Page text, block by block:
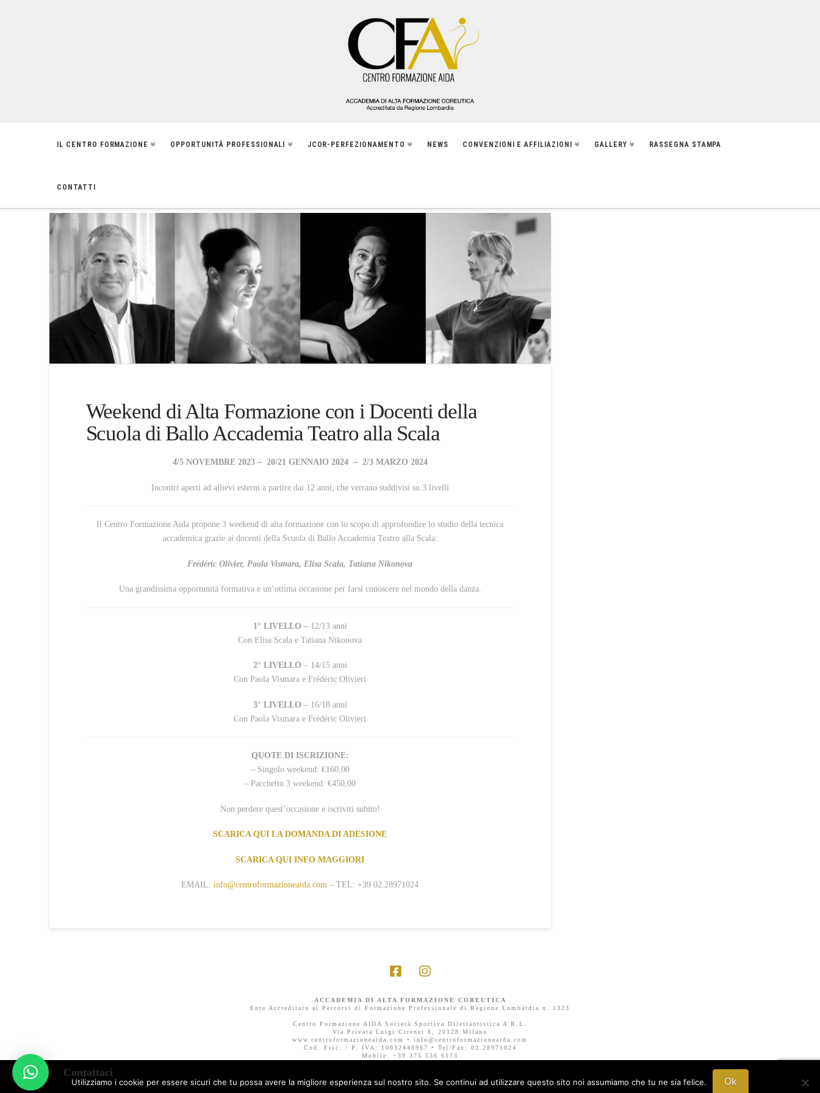
IL CENTRO FORMAZIONE OPPORTUNITÀ PROFESSIONALI JCOR-PERFEZIONAMENTO NEWS CONVENZIONI E AFFILIAZIONI GALLERY RASSEGNA STAMPA
CONTATTI
Weekend di Alta Formazione con i Docenti della
Scuola di Ballo Accademia Teatro alla Scala
4/5 NOVEMBRE 2023 – 20/21 GENNAIO 2024 – 2/3 MARZO 2024
Incontri aperti ad allievi esterni a partire dai 12 anni, che verrano suddivisi su 3 livelli
Il Centro Formazione Aida propone 3 weekend di alta formazione con lo scopo di approfondire lo studio della tecnica
accademica grazie ai docenti della Scuola di Ballo Accademia Teatro alla Scala:
Frédéric Olivier, Paola Vismara, Elisa Scala, Tatiana Nikonova
Una grandissima opportunità formativa e un’ottima occasione per farsi conoscere nel mondo della danza.
1° LIVELLO – 12/13 anni
Con Elisa Scala e Tatiana Nikonova
2° LIVELLO – 14/15 anni
Con Paola Vismara e Frédèric Olivieri
3° LIVELLO – 16/18 anni
Con Paola Vismara e Frédéric Olivieri
QUOTE DI ISCRIZIONE:
– Singolo weekend: €160,00
– Pacchetto 3 weekend: €450,00
Non perdere quest’occasione e iscriviti subito!
SCARICA QUI LA DOMANDA DI ADESIONE
SCARICA QUI INFO MAGGIORI
EMAIL:info@centroformazioneaida.com – TEL: +39 02.28971024
ACCADEMIA DI ALTA FORMAZIONE COREUTICA
Ente Accreditato ai Percorsi di Formazione Professionale di Regione Lombardia n. 1323
Centro Formazione AIDA Società Sportiva Dilettantistica A R.L.
Via Privata Luigi Cirenei 8, 20128 Milano
www.centroformazioneaida.com • info@centroformazioneaida.com
Cod. Fisc. / P. IVA: 10032440967 • Tel/Fax: 02.28971024
Mobile: +39 375 536 6173
Privacy Policy
Contattaci
Utilizziamo i cookie per essere sicuri che tu possa avere la migliore esperienza sul nostro sito. Se continui ad utilizzare questo sito noi assumiamo che tu ne sia felice. Ok